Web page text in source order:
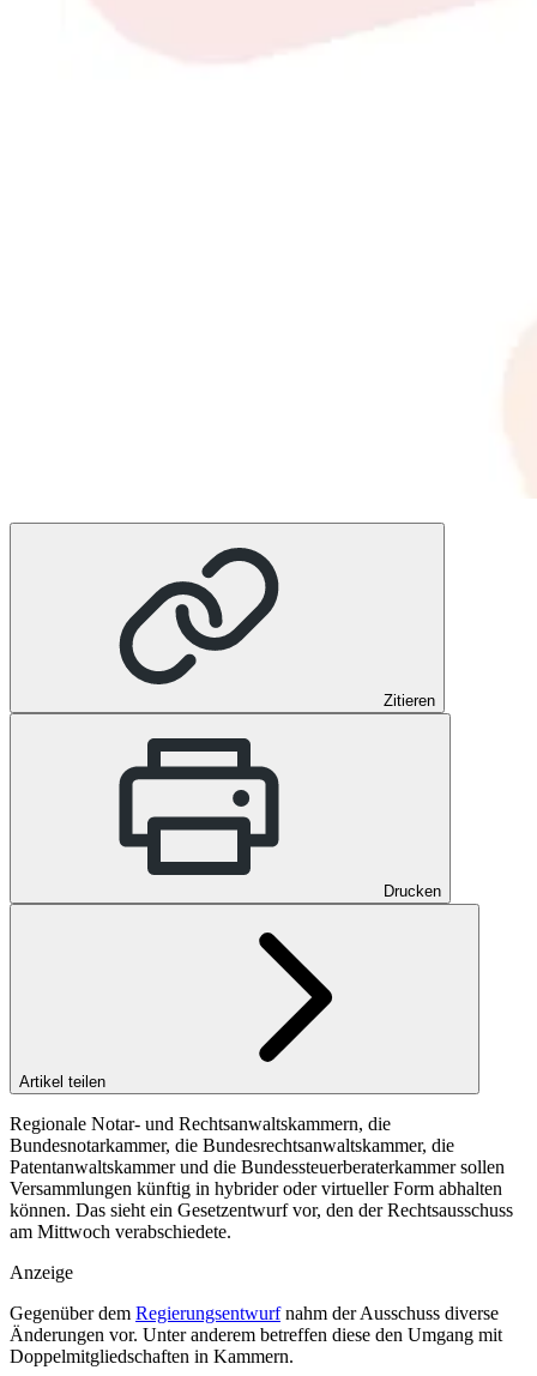
Zitieren
Drucken
Artikel teilen
Regionale Notar- und Rechtsanwaltskammern, die
Bundesnotarkammer, die Bundesrechtsanwaltskammer, die
Patentanwaltskammer und die Bundessteuerberaterkammer sollen
Versammlungen künftig in hybrider oder virtueller Form abhalten
können. Das sieht ein Gesetzentwurf vor, den der Rechtsausschuss
am Mittwoch verabschiedete.
Anzeige
Gegenüber dem Regierungsentwurfnahm der Ausschuss diverse
Änderungen vor. Unter anderem betreffen diese den Umgang mit
Doppelmitgliedschaften in Kammern.